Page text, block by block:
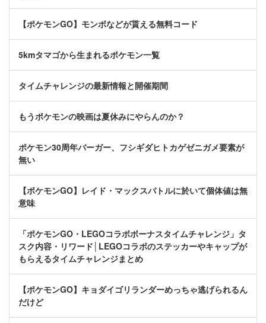
【ポケモンGO】モンボなどが貰える無料コード
5kmタマゴから生まれるポケモン一覧
タイムチャレンジの最新情報と開催期間
もうポケモンの映画は夏休みにやらんのか？
ポケモン30周年バーガー、フシギダヒトカゲゼニガメ要素が
無い
【ポケモンGO】レイド・マックスバトルに於いて個体値は無
意味
「ポケモンGO・LEGOコラボボーナスタイムチャレンジ」タ
スク内容・リワード│LEGOコラボのステッカーやキャップが
もらえるタイムチャレンジまとめ
【ポケモンGO】キョダイゴリランダーめっちゃ逃げられるん
だけど